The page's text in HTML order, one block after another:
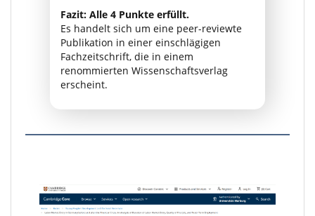
Fazit: Alle 4 Punkte erfüllt.
Es handelt sich um eine peer-reviewte
Publikation in einer einschlägigen
Fachzeitschrift, die in einem
renommierten Wissenschaftsverlag
erscheint.